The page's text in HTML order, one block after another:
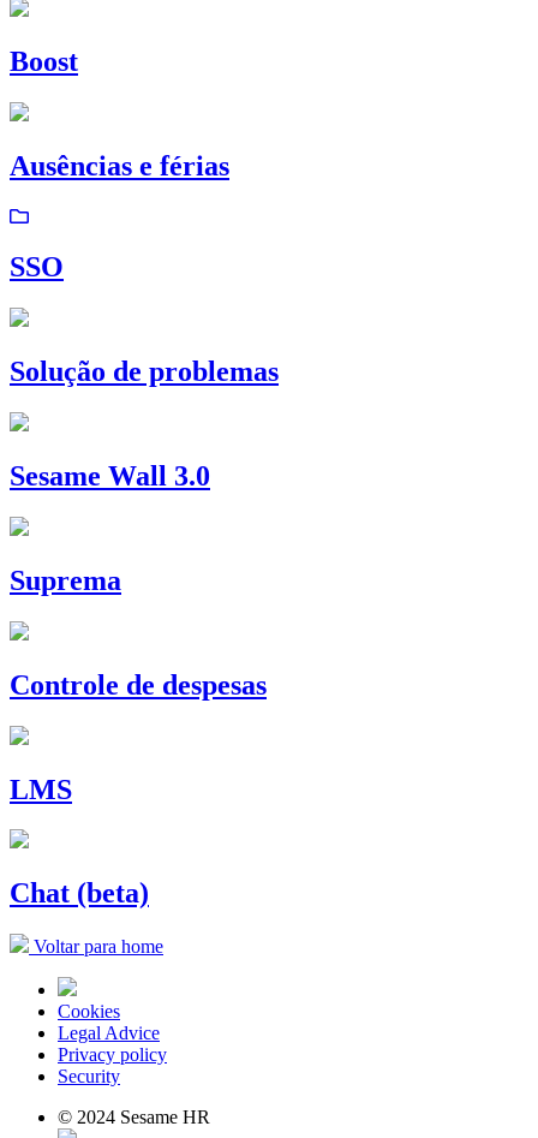
Boost
Ausências e férias
SSO
Solução de problemas
Sesame Wall 3.0
Suprema
Controle de despesas
LMS
Chat (beta)
Voltar para home
Cookies
Legal Advice
Privacy policy
Security
© 2024 Sesame HR